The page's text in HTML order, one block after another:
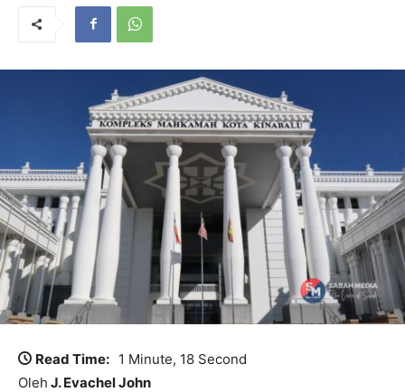
Read Time: 1 Minute, 18 Second
Oleh J. Evachel John